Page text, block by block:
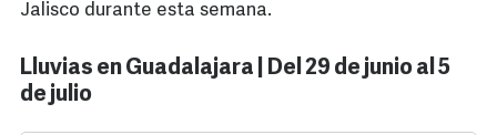
Jalisco durante esta semana.
Lluvias en Guadalajara | Del 29 de junio al 5
de julio